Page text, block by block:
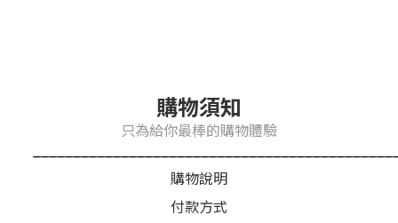
購物須知
只為給你最棒的購物體驗
購物說明
付款方式